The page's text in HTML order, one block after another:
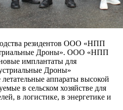
резидентов ООО «НПП
Дроны». ООО «НПП
имплантаты для
Дроны»
аппараты высокой
в сельском хозяйстве для
в логистике, в энергетике и